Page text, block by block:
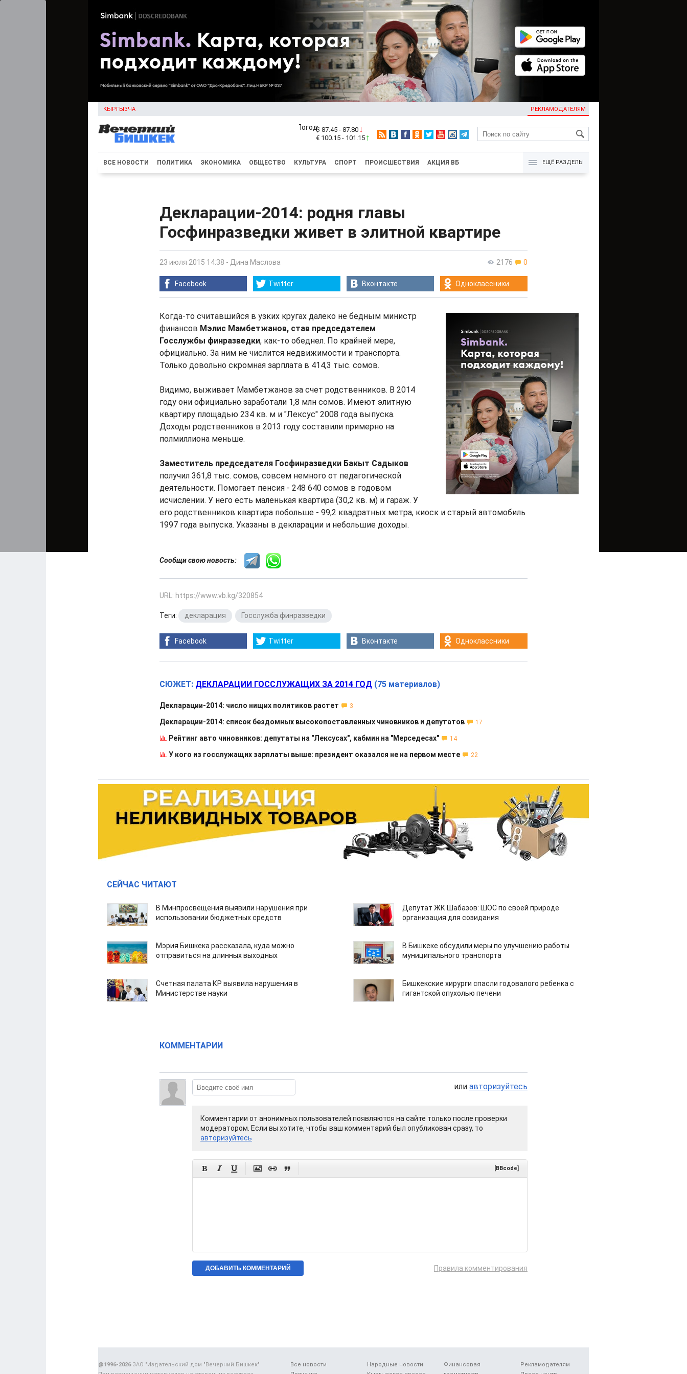
КЫРГЫЗЧА РЕКЛАМОДАТЕЛЯМ
KG
$ 87.45 - 87.80
€ 100.15 - 101.15
ВСЕ НОВОСТИ ПОЛИТИКА ЭКОНОМИКА ОБЩЕСТВО КУЛЬТУРА СПОРТ ПРОИСШЕСТВИЯ АКЦИЯ ВБ ЕЩЁ РАЗДЕЛЫ
Декларации-2014: родня главы
Госфинразведки живет в элитной квартире
2176 0
23 июля 2015 14:38 - Дина Маслова
Facebook Twitter Вконтакте Одноклассники
Когда-то считавшийся в узких кругах далеко не бедным министр
финансов Мэлис Мамбетжанов, став председателем
Госслужбы финразведки, как-то обеднел. По крайней мере,
официально. За ним не числится недвижимости и транспорта.
Только довольно скромная зарплата в 414,3 тыс. сомов.
Видимо, выживает Мамбетжанов за счет родственников. В 2014
году они официально заработали 1,8 млн сомов. Имеют элитную
квартиру площадью 234 кв. м и "Лексус" 2008 года выпуска.
Доходы родственников в 2013 году составили примерно на
полмиллиона меньше.
Заместитель председателя Госфинразведки Бакыт Садыков
получил 361,8 тыс. сомов, совсем немного от педагогической
деятельности. Помогает пенсия - 248 640 сомов в годовом
исчислении. У него есть маленькая квартира (30,2 кв. м) и гараж. У
его родственников квартира побольше - 99,2 квадратных метра, киоск и старый автомобиль
1997 года выпуска. Указаны в декларации и небольшие доходы.
Сообщи свою новость:
URL: https://www.vb.kg/320854
Теги: декларация Госслужба финразведки
Facebook Twitter Вконтакте Одноклассники
СЮЖЕТ: ДЕКЛАРАЦИИ ГОССЛУЖАЩИХ ЗА 2014 ГОД (75 материалов)
Декларации-2014: число нищих политиков растет 3
Декларации-2014: список бездомных высокопоставленных чиновников и депутатов 17
Рейтинг авто чиновников: депутаты на "Лексусах", кабмин на "Мерседесах" 14
У кого из госслужащих зарплаты выше: президент оказался не на первом месте 22
СЕЙЧАС ЧИТАЮТ
В Минпросвещения выявили нарушения при
использовании бюджетных средств
Депутат ЖК Шабазов: ШОС по своей природе
организация для созидания
Мэрия Бишкека рассказала, куда можно
отправиться на длинных выходных
В Бишкеке обсудили меры по улучшению работы
муниципального транспорта
Счетная палата КР выявила нарушения в
Министерстве науки
Бишкекские хирурги спасли годовалого ребенка с
гигантской опухолью печени
КОММЕНТАРИИ
или авторизуйтесь
Комментарии от анонимных пользователей появляются на сайте только после проверки
модератором. Если вы хотите, чтобы ваш комментарий был опубликован сразу, то
авторизуйтесь
      [BBcode]
Правила комментирования
Все новости
Народные новости
Финансовая
Рекламодателям
@1996-2026ЗАО "Издательский дом "Вечерний Бишкек"